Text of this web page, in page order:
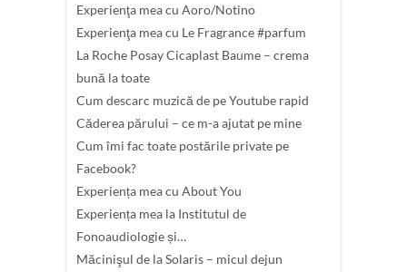
Experienţa mea cu Aoro/Notino
Experienţa mea cu Le Fragrance #parfum
La Roche Posay Cicaplast Baume – crema
bună la toate
Cum descarc muzică de pe Youtube rapid
Căderea părului – ce m-a ajutat pe mine
Cum îmi fac toate postările private pe
Facebook?
Experiența mea cu About You
Experiența mea la Institutul de
Fonoaudiologie și…
Măcinişul de la Solaris – micul dejun